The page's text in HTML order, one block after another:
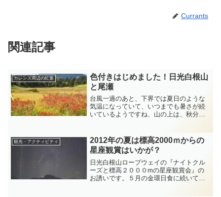
Currants
関連記事
カレンズ周辺の紅葉
色付きはじめました！日光白根山
と尾瀬
台風一過のあと、下界では夏日のような
気温になっていて、いつまでも暑さが続
いているようですね、山の上は、秋分頃
林限界あたりの草木は紅葉がはじまり、
だけかんば、おおかめのき...
観光・アクティビティ
2012年の夏は標高2000ｍからの
星座観賞はいかが？
日光白根山ロープウェイの『ナイトクル
ーズと標高２０００mの星座観賞会』の
お誘いです。５月の金環日食に続いて、